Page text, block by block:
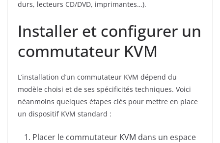
durs, lecteurs CD/DVD, imprimantes…).
Installer et configurer un
commutateur KVM
L’installation d’un commutateur KVM dépend du
modèle choisi et de ses spécificités techniques. Voici
néanmoins quelques étapes clés pour mettre en place
un dispositif KVM standard :
Placer le commutateur KVM dans un espace